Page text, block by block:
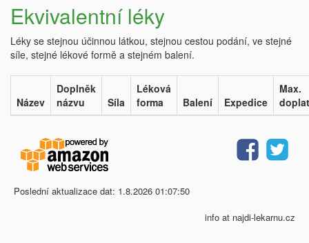
Ekvivalentní léky
Léky se stejnou účinnou látkou, stejnou cestou podání, ve stejné
síle, stejné lékové formě a stejném balení.
Název
Doplněk
názvu
Síla
Léková
forma
Balení Expedice
Max.
Poslední aktualizace dat: 1.8.2026 01:07:50
info at najdi-lekarnu.cz